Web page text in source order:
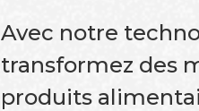
Avec notre
transformez des
produits